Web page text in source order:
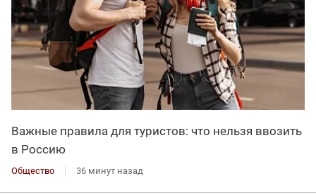
Важные правила для туристов: что нельзя ввозить
в Россию
Общество 36 минут назад